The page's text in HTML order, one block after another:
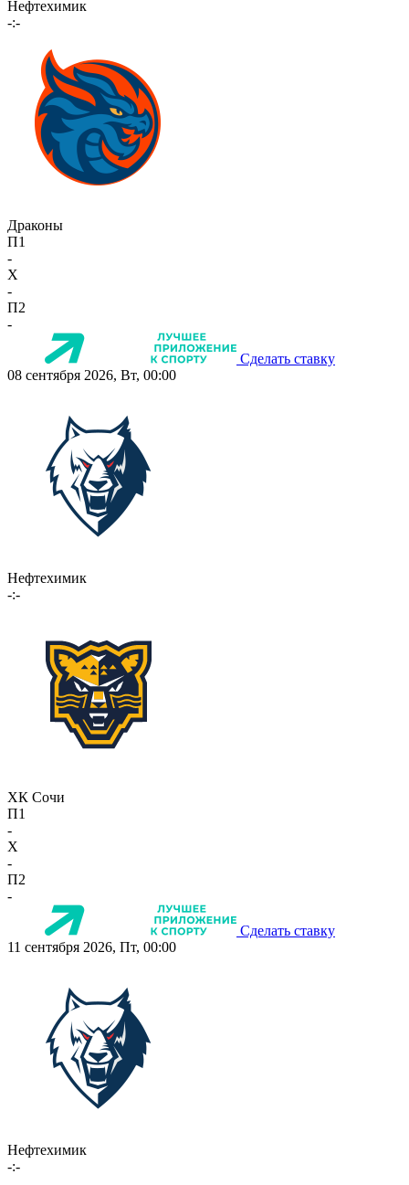
Нефтехимик
-:-
Драконы
П1
-
X
-
П2
-
Сделать ставку
08 сентября 2026, Вт, 00:00
Нефтехимик
-:-
ХК Сочи
П1
-
X
-
П2
-
Сделать ставку
11 сентября 2026, Пт, 00:00
Нефтехимик
-:-